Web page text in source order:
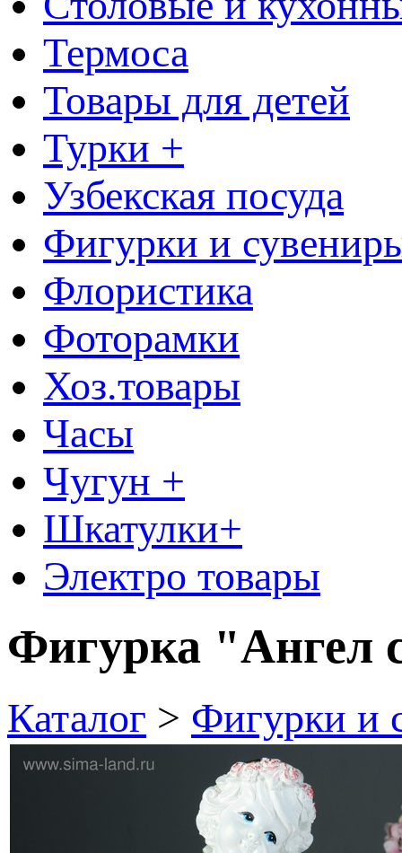
Термоса
Товары для детей
Турки +
Узбекская посуда
Фигурки и
Флористика
Фоторамки
Хоз.товары
Часы
Чугун +
Шкатулки+
Электро товары
Фигурка "Ангел
Каталог > Фигурки и